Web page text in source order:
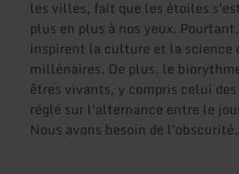
les villes, fait que les étoiles
plus en plus à nos yeux.
inspirent la culture et la science
millénaires. De plus, le
êtres vivants, y compris celui
réglé sur l'alternance entre le
Nous avons besoin de l'obscurité.